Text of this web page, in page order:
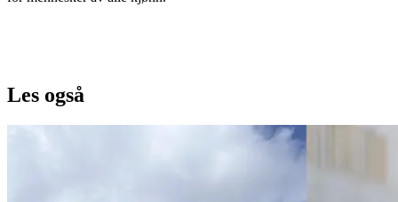
Les også